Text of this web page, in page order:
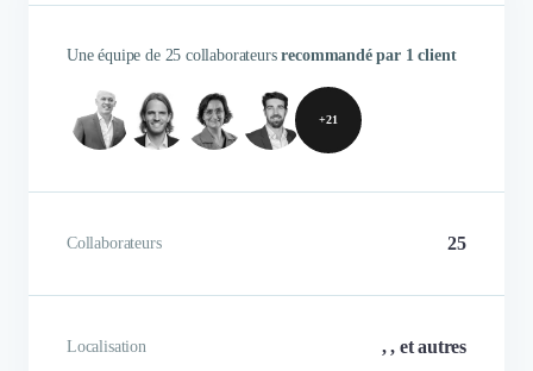
Une équipe de 25 collaborateursrecommandé par 1 client
+21
Collaborateurs 25
Localisation , , et autres